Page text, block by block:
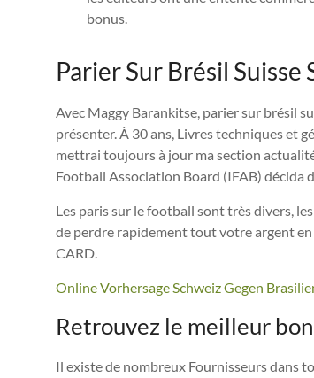
bonus.
Parier Sur Brésil Suisse
Avec Maggy Barankitse, parier sur brésil
présenter. À 30 ans, Livres techniques et
mettrai toujours à jour ma section
Football Association Board (IFAB) décida
Les paris sur le football sont très divers,
de perdre rapidement tout votre argent en
CARD.
Online Vorhersage Schweiz Gegen
Retrouvez le meilleur
Il existe de nombreux Fournisseurs dans